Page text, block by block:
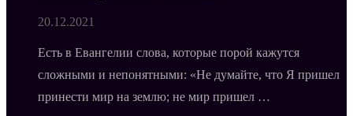
20.12.2021
Есть в Евангелии слова, которые порой кажутся
сложными и непонятными: «Не думайте, что Я пришел
принести мир на землю; не мир пришел …